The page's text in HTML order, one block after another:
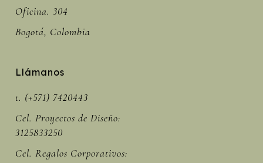
Oficina. 304
Bogotá, Colombia
Llámanos
t. (+571) 7420443
Cel. Proyectos de Diseño:
3125833250
Cel. Regalos Corporativos: